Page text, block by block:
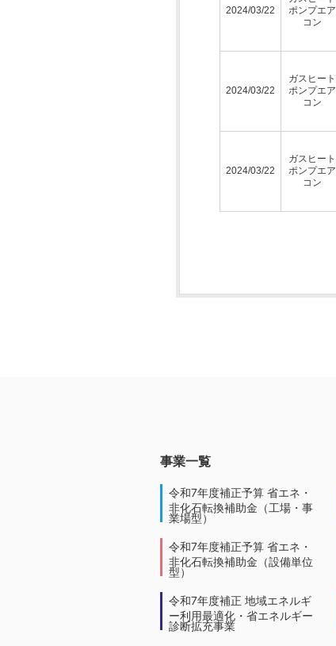
2024/03/22
ポンプエア
コン
2024/03/22
ガスヒート
ポンプエア
コン
2024/03/22
ガスヒート
ポンプエア
コン
事業一覧
令和7年度補正予算 省エネ・
非化石転換補助金（工場・事
業場型）
令和7年度補正予算 省エネ・
非化石転換補助金（設備単位
型）
令和7年度補正 地域エネルギ
ー利用最適化・省エネルギー
診断拡充事業